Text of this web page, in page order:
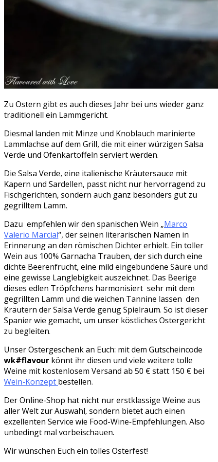
Zu Ostern gibt es auch dieses Jahr bei uns wieder ganz
traditionell ein Lammgericht.
Diesmal landen mit Minze und Knoblauch marinierte
Lammlachse auf dem Grill, die mit einer würzigen Salsa
Verde und Ofenkartoffeln serviert werden.
Die Salsa Verde, eine italienische Kräutersauce mit
Kapern und Sardellen, passt nicht nur hervorragend zu
Fischgerichten, sondern auch ganz besonders gut zu
gegrilltem Lamm.
Dazu empfehlen wir den spanischen Wein „Marco
Valerio Marcial“, der seinen literarischen Namen in
Erinnerung an den römischen Dichter erhielt. Ein toller
Wein aus 100% Garnacha Trauben, der sich durch eine
dichte Beerenfrucht, eine mild eingebundene Säure und
eine gewisse Langlebigkeit auszeichnet. Das Beerige
dieses edlen Tröpfchens harmonisiert sehr mit dem
gegrillten Lamm und die weichen Tannine lassen den
Kräutern der Salsa Verde genug Spielraum. So ist dieser
Spanier wie gemacht, um unser köstliches Ostergericht
zu begleiten.
Unser Ostergeschenk an Euch: mit dem Gutscheincode
wk#flavour könnt ihr diesen und viele weitere tolle
Weine mit kostenlosem Versand ab 50 € statt 150 € bei
Wein-Konzept bestellen.
Der Online-Shop hat nicht nur erstklassige Weine aus
aller Welt zur Auswahl, sondern bietet auch einen
exzellenten Service wie Food-Wine-Empfehlungen. Also
unbedingt mal vorbeischauen.
Wir wünschen Euch ein tolles Osterfest!